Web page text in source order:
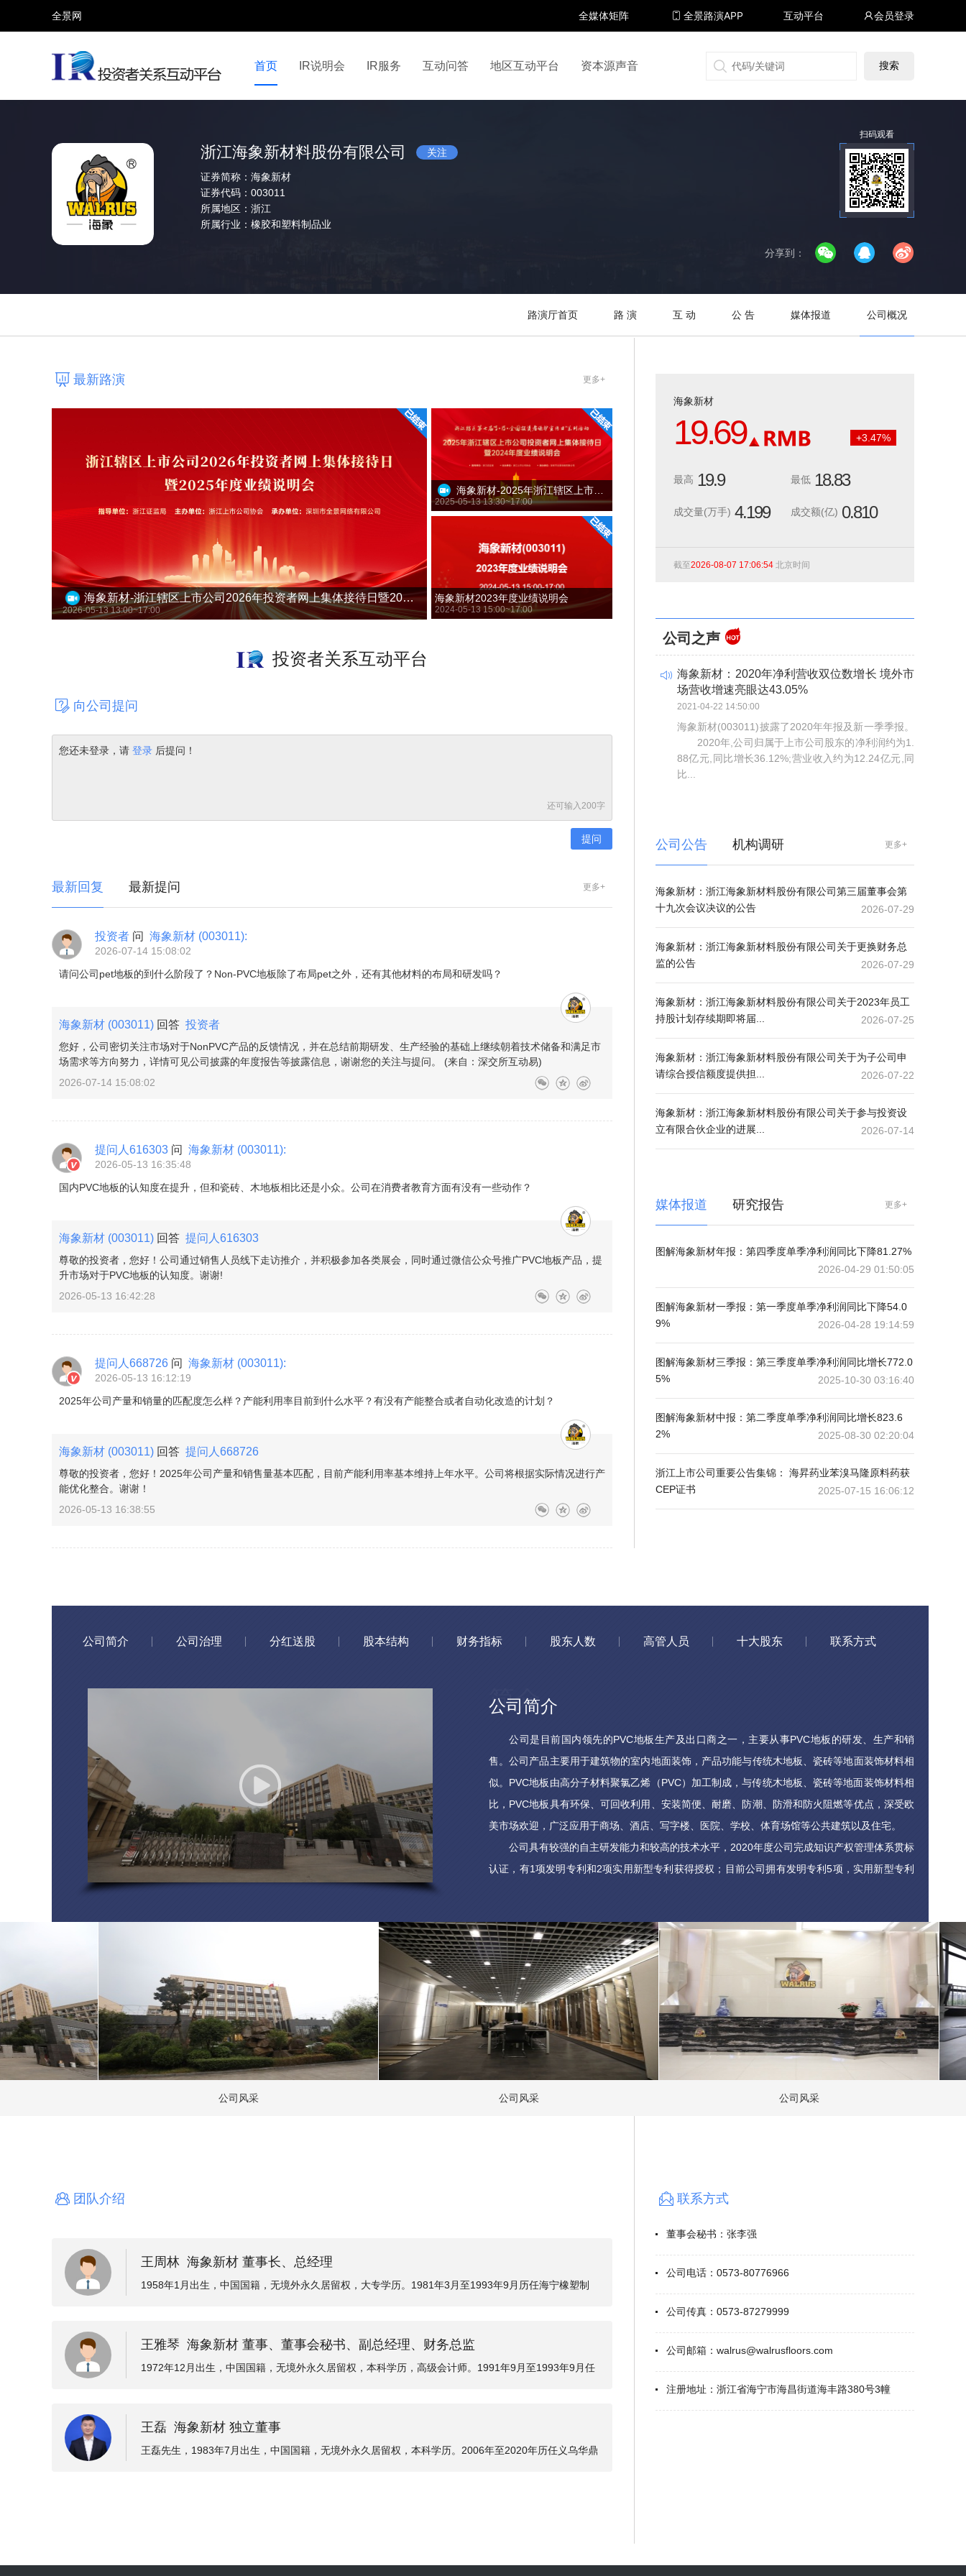
全景网 全媒体矩阵
视频号 全景网官微 微信公众号 头条号 百家号 抖音号 快手号 喜马拉雅 财富号 搜狐号 同顺号 雪球号 生活号
全景路演APP 互动平台 会员登录
首页 IR说明会 IR服务 互动问答 地区互动平台 资本源声音
浙江海象新材料股份有限公司 关注
证券简称： 海象新材
证券代码： 003011
所属地区： 浙江
所属行业： 橡胶和塑料制品业
扫码观看
分享到：
路演厅首页 路 演 互 动 公 告 媒体报道 公司概况
最新路演 更多+
海象新材-浙江辖区上市公司2026年投资者网上集体接待日暨2025年度业绩说明会
2026-05-13 13:00~17:00
2025-05-13 13:30~17:00
海象新材2023年度业绩说明会
2024-05-13 15:00~17:00
投资者关系互动平台
向公司提问
您还未登录，请 登录 后提问！
还可输入200字
最新回复 最新提问 更多+
投资者 问 海象新材 (003011):
2026-07-14 15:08:02
请问公司pet地板的到什么阶段了？Non-PVC地板除了布局pet之外，还有其他材料的布局和研发吗？
海象新材 (003011) 回答 投资者
您好，公司密切关注市场对于NonPVC产品的反馈情况，并在总结前期研发、生产经验的基础上继续朝着技术储备和满足市
场需求等方向努力，详情可见公司披露的年度报告等披露信息，谢谢您的关注与提问。 (来自：深交所互动易)
2026-07-14 15:08:02
提问人616303 问 海象新材 (003011):
2026-05-13 16:35:48
国内PVC地板的认知度在提升，但和瓷砖、木地板相比还是小众。公司在消费者教育方面有没有一些动作？
海象新材 (003011) 回答 提问人616303
尊敬的投资者，您好！公司通过销售人员线下走访推介，并积极参加各类展会，同时通过微信公众号推广PVC地板产品，提
升市场对于PVC地板的认知度。谢谢!
2026-05-13 16:42:28
提问人668726 问 海象新材 (003011):
2026-05-13 16:12:19
2025年公司产量和销量的匹配度怎么样？产能利用率目前到什么水平？有没有产能整合或者自动化改造的计划？
海象新材 (003011) 回答 提问人668726
尊敬的投资者，您好！2025年公司产量和销售量基本匹配，目前产能利用率基本维持上年水平。公司将根据实际情况进行产
能优化整合。谢谢！
2026-05-13 16:38:55
海象新材
19.69 +3.47%
最高 19.9 最低 18.83
成交量(万手) 4.199 成交额(亿) 0.810
截至2026-08-07 17:06:54 北京时间
公司之声
海象新材：2020年净利营收双位数增长 境外市
场营收增速亮眼达43.05%
2021-04-22 14:50:00
海象新材(003011)披露了2020年年报及新一季季报。
2020年,公司归属于上市公司股东的净利润约为1.
88亿元,同比增长36.12%;营业收入约为12.24亿元,同
比...
公司公告 机构调研 更多+
海象新材：浙江海象新材料股份有限公司第三届董事会第
十九次会议决议的公告
2026-07-29
海象新材：浙江海象新材料股份有限公司关于更换财务总
监的公告
2026-07-29
海象新材：浙江海象新材料股份有限公司关于2023年员工
持股计划存续期即将届...
2026-07-25
海象新材：浙江海象新材料股份有限公司关于为子公司申
请综合授信额度提供担...
2026-07-22
海象新材：浙江海象新材料股份有限公司关于参与投资设
立有限合伙企业的进展...
2026-07-14
媒体报道 研究报告 更多+
图解海象新材年报：第四季度单季净利润同比下降81.27%
2026-04-29 01:50:05
图解海象新材一季报：第一季度单季净利润同比下降54.0
9%
2026-04-28 19:14:59
图解海象新材三季报：第三季度单季净利润同比增长772.0
5%
2025-10-30 03:16:40
图解海象新材中报：第二季度单季净利润同比增长823.6
2%
2025-08-30 02:20:04
浙江上市公司重要公告集锦： 海昇药业苯溴马隆原料药获
CEP证书
2025-07-15 16:06:12
公司简介 公司治理 分红送股 股本结构 财务指标 股东人数 高管人员 十大股东 联系方式
公司简介
公司是目前国内领先的PVC地板生产及出口商之一，主要从事PVC地板的研发、生产和销
售。公司产品主要用于建筑物的室内地面装饰，产品功能与传统木地板、瓷砖等地面装饰材料相
似。PVC地板由高分子材料聚氯乙烯（PVC）加工制成，与传统木地板、瓷砖等地面装饰材料相
比，PVC地板具有环保、可回收利用、安装简便、耐磨、防潮、防滑和防火阻燃等优点，深受欧
美市场欢迎，广泛应用于商场、酒店、写字楼、医院、学校、体育场馆等公共建筑以及住宅。
公司具有较强的自主研发能力和较高的技术水平，2020年度公司完成知识产权管理体系贯标
认证，有1项发明专利和2项实用新型专利获得授权；目前公司拥有发明专利5项，实用新型专利
建立了良好的口碑，2017年度、2018年度、2019年度公司分别被中国建筑装饰装修材料协会评
为“中国地板行业十大家装品牌（弹性地板类）”、“中国弹性地板行业十大品牌（片材类）”、“中
国弹性地板行业十大品牌”，被海宁市人民政府评为“2019年海宁市市长质量奖”，2020年度公司
通过浙江省企业研究院认定，嘉兴市企业技术中心认定，被列为嘉兴市“瞪羚企业”培育对象、浙
江省信用管理示范企业、浙江省AA级“守合同重信用企业”，完成“硬质聚氯乙烯石塑地板”浙江制
造标准发布并于2020年8月通过品字标企业认证。由公司参与制订、中国建筑装饰装修材料协会
发布的团体标准《弹性地板应用技术规程》也于2020年初发布。
企业”为愿景，聚焦PVC地板的生产和销售，通过保持高质量的产品制造、持续的研发投入、有
不断进行产品、工艺和技术创新，满足客户对更高品质、更多功能的产品需求；加大自主品牌建
步扩大产品线，成为室内装饰材料领域的整体产品供应商和服务商；力争通过五至十年的努力，
打造具有国际竞争力的一流室内装饰材料企业。
公司风采 公司风采 公司风采
团队介绍
王周林 海象新材 董事长、总经理
1958年1月出生，中国国籍，无境外永久居留权，大专学历。1981年3月至1993年9月历任海宁橡塑制
13年7月，任职于海宁海橡鞋材有限公司；2013年8月至今任海宁海橡集团有限公司董事长、海宁海橡
鞋材有限公司执行董事；2013年12月至2016年6月，任晶美有限执行董事；2016年7月至2018年1月任
王雅琴 海象新材 董事、董事会秘书、副总经理、财务总监
1972年12月出生，中国国籍，无境外永久居留权，本科学历，高级会计师。1991年9月至1993年9月任
材有限公司财务副经理、财务经理；2015年6月至2018年1月任晶美有限财务经理；2018年2月至今任
海象新材财务总监；2021年1月至今任海象新材董事、副总经理；2021年4月至今任海象新材董事会秘
王磊 海象新材 独立董事
王磊先生，1983年7月出生，中国国籍，无境外永久居留权，本科学历。2006年至2020年历任义乌华鼎
联系方式
董事会秘书： 张李强
公司电话： 0573-80776966
公司传真： 0573-87279999
公司邮箱： walrus@walrusfloors.com
注册地址： 浙江省海宁市海昌街道海丰路380号3幢